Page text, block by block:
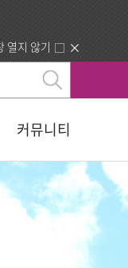
열지 않기
커뮤니티